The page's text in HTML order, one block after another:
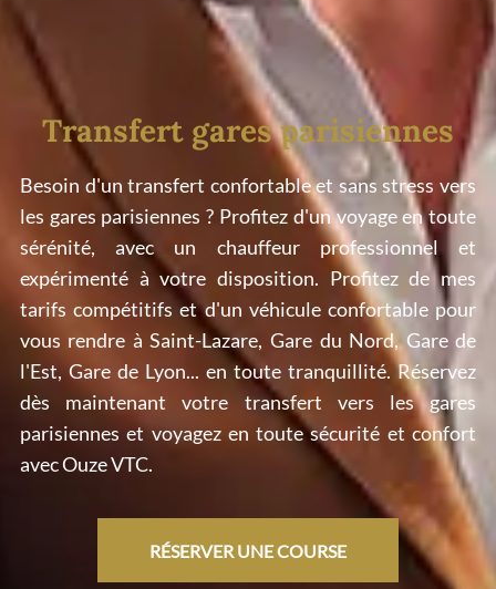
Transfert gares parisiennes
Besoin d'un transfert confortable et sans stress vers
les gares parisiennes ? Profitez d'un voyage en toute
sérénité, avec un chauffeur professionnel et
expérimenté à votre disposition. Profitez de mes
tarifs compétitifs et d'un véhicule confortable pour
vous rendre à Saint-Lazare, Gare du Nord, Gare de
l'Est, Gare de Lyon... en toute tranquillité. Réservez
dès maintenant votre transfert vers les gares
parisiennes et voyagez en toute sécurité et confort
avec Ouze VTC.
RÉSERVER UNE COURSE